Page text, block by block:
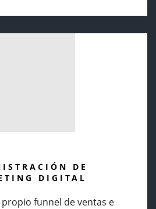
DE
DIGITAL
funnel de ventas e